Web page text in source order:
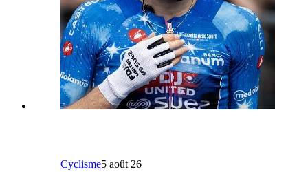
Cyclisme5 août 26